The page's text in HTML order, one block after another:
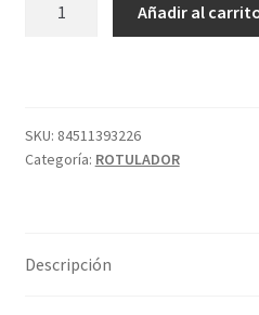
Añadir al
SKU: 84511393226
Categoría: ROTULADOR
Descripción